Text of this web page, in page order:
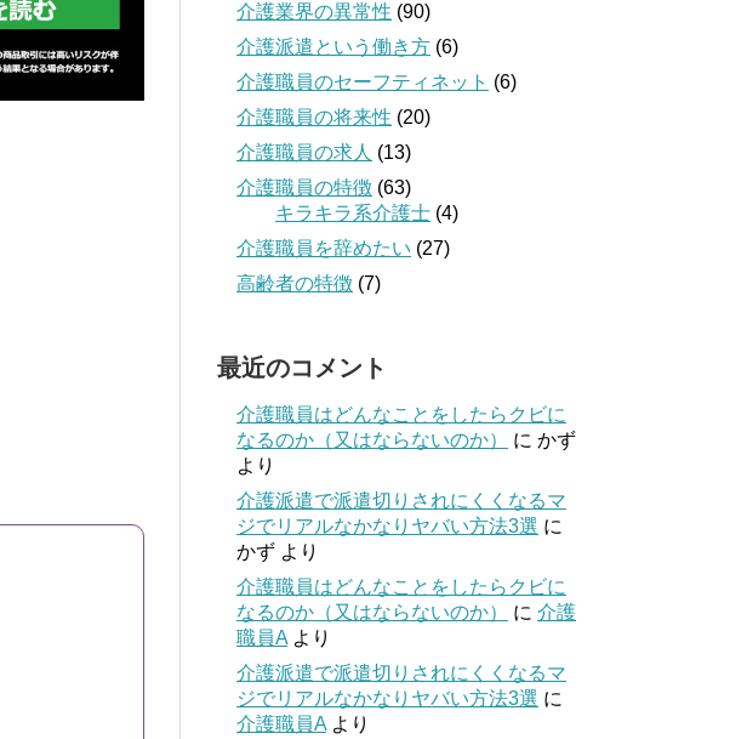
介護業界の異常性 (90)
介護派遣という働き方 (6)
介護職員のセーフティネット (6)
介護職員の将来性 (20)
介護職員の求人 (13)
介護職員の特徴 (63)
キラキラ系介護士 (4)
介護職員を辞めたい (27)
高齢者の特徴 (7)
最近のコメント
介護職員はどんなことをしたらクビに
なるのか（又はならないのか）
に かず
より
介護派遣で派遣切りされにくくなるマ
ジでリアルなかなりヤバい方法3選 に
かず より
介護職員はどんなことをしたらクビに
なるのか（又はならないのか）
に 介護
職員A より
介護派遣で派遣切りされにくくなるマ
ジでリアルなかなりヤバい方法3選 に
介護職員A より